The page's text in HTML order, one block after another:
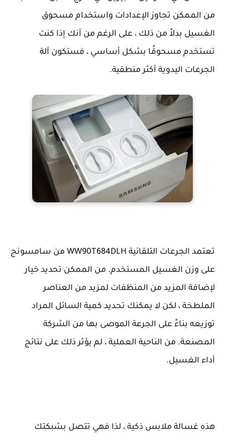
من الممكن تجاوز الإعدادات واستخدام مسحوق
الغسيل بدلاً من ذلك ، على الرغم من أنك إذا كنت
تستخدم مسحوقًا بشكل أساسي ، فستكون آلة
الجرعات اليدوية أكثر منطقية.
تعتمد الجرعات التلقائية WW90T684DLH من سامسونج
على وزن الغسيل المستخدم. من الممكن تحديد خيار
لإضافة المزيد من المنظفات لمزيد من العناصر
الملطخة ، لكن لا يمكنك تحديد كمية السائل المراد
توزيعه بناءً على الجرعة الموصى بها من الشركة
المصنعة. من الناحية العملية ، لم يؤثر ذلك على نتائج
أداء الغسيل.
هذه غسالة ملابس ذكية ، لذا فهي تتصل بشبكتك